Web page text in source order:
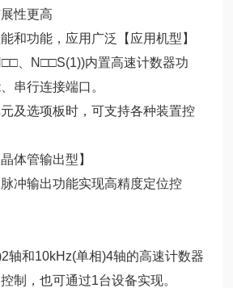
性更高
和功能，应用广泛【应用机型】
、N□□S(1))内置高速计数器功
串行连接端口。
及选项板时，可支持各种装置控
体管输出型】
冲输出功能实现高精度定位控
轴和10kHz(单相)4轴的高速计数器
制，也可通过1台设备实现。